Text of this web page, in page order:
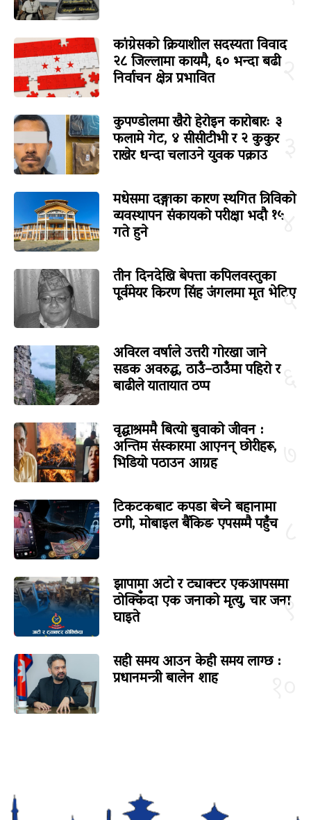
कांग्रेसको क्रियाशील सदस्यता विवाद
२८ जिल्लामा कायमै, ६० भन्दा बढी
निर्वाचन क्षेत्र प्रभावित
कुपण्डोलमा खैरो हेरोइन कारोबारः ३
फलामे गेट, ४ सीसीटीभी र २ कुकुर
राखेर धन्दा चलाउने युवक पक्राउ
४
मधेसमा दङ्गाका कारण स्थगित त्रिविको
व्यवस्थापन संकायको परीक्षा भदौ १५
गते हुने
५
तीन दिनदेखि बेपत्ता कपिलवस्तुका
पूर्वमेयर किरण सिंह जंगलमा मृत भेटिए
अविरल वर्षाले उत्तरी गोरखा जाने
सडक अवरुद्ध, ठाउँ–ठाउँमा पहिरो र
बाढीले यातायात ठप्प
वृद्धाश्रममै बित्यो बुवाको जीवन :
अन्तिम संस्कारमा आएनन् छोरीहरू,
भिडियो पठाउन आग्रह
टिकटकबाट कपडा बेच्ने बहानामा
ठगी, मोबाइल बैंकिङ एपसम्मै पहुँच
९
झापामा अटो र ट्याक्टर एकआपसमा
ठोक्किँदा एक जनाको मृत्यु, चार जना
घाइते
सही समय आउन केही समय लाग्छ :
प्रधानमन्त्री बालेन शाह